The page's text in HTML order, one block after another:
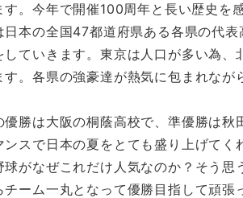
す。今年で開催100周年と長い歴史を
日本の全国47都道府県ある各県の代表
していきます。東京は人口が多い為
す。各県の強豪達が熱気に包まれな
優勝は大阪の桐蔭高校で、準優勝は
ンスで日本の夏をとても盛り上げてく
球がなぜこれだけ人気なのか？そう
チーム一丸となって優勝目指して頑